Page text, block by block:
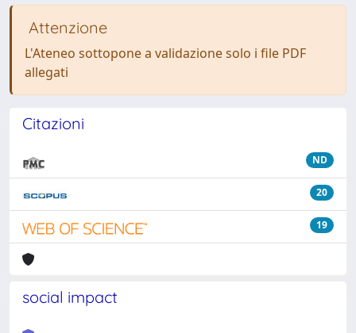
Attenzione
L'Ateneo sottopone a validazione solo i file PDF
allegati
Citazioni
ND
20
19
social impact